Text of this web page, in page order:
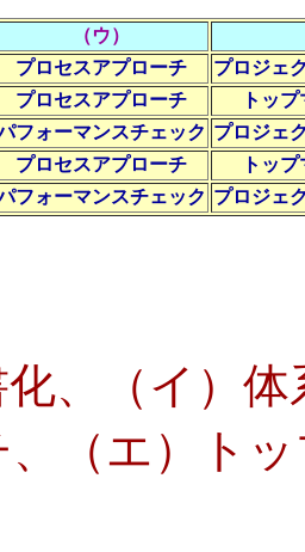
（ウ）
プロセスアプローチ
プロジェ
プロセスアプローチ
トッ
フォーマンスチェック プロジェ
プロセスアプローチ
トッ
フォーマンスチェック プロジェ
化、（イ）
、（エ）ト